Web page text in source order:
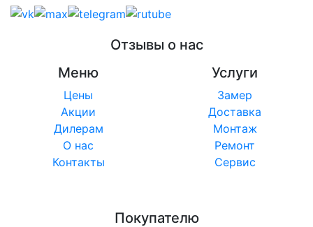
Отзывы о нас
Меню
Цены
Акции
Дилерам
О нас
Контакты
Услуги
Замер
Доставка
Монтаж
Ремонт
Сервис
Покупателю